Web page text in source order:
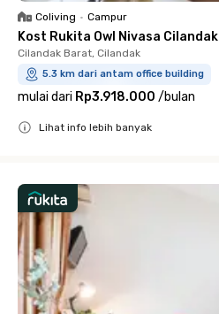
Coliving • Campur
Kost Rukita Owl Nivasa Cilandak
Cilandak Barat, Cilandak
5.3 km dari antam office building
mulai dari Rp3.918.000 /bulan
Lihat info lebih banyak